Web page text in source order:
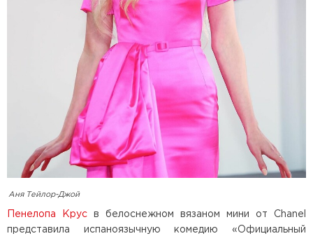
Аня Тейлор-Джой
Пенелопа Крус в белоснежном вязаном мини от Chanel
представила испаноязычную комедию «Официальный